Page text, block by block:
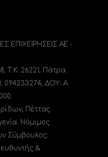
ΕΠΙΧΕΙΡΗΣΕΙΣ ΑΕ -
Τ.Κ. 26221, Πάτρα.
ΔΟΥ: A
Πέττας
Νόμιμος
Σύμβουλος:
&